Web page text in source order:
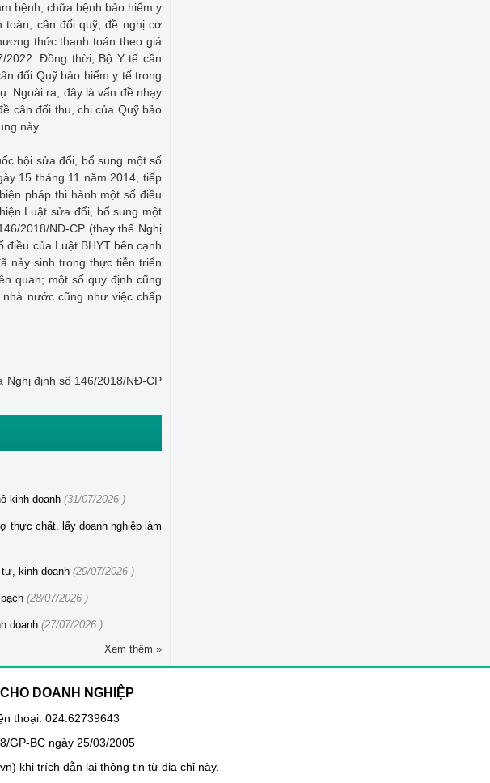
bệnh, chữa bệnh bảo hiểm y
toàn, cân đối quỹ, đề nghị cơ
thức thanh toán theo giá
2022. Đồng thời, Bộ Y tế cần
đối Quỹ bảo hiểm y tế trong
Ngoài ra, đây là vấn đề nhạy
cân đối thu, chi của Quỹ bảo
này.
hội sửa đổi, bổ sung một số
15 tháng 11 năm 2014, tiếp
pháp thi hành một số điều
Luật sửa đổi, bổ sung một
2018/NĐ-CP (thay thế Nghị
của Luật BHYT bên cạnh
nảy sinh trong thực tiễn triển
quan; một số quy định cũng
nước cũng như việc chấp
Nghị định số 146/2018/NĐ-CP
kinh doanh (31/07/2026 )
thực chất, lấy doanh nghiệp làm
kinh doanh (29/07/2026 )
(28/07/2026 )
doanh (27/07/2026 )
Xem thêm »
DOANH NGHIỆP
thoại: 024.62739643
GP-BC ngày 25/03/2005
khi trích dẫn lại thông tin từ địa chỉ này.